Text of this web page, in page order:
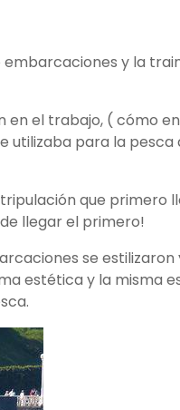
y la
en el trabajo, ( cómo
utilizaba para la pesca
que primero
llegar el primero!
se estilizaron
estética y la misma